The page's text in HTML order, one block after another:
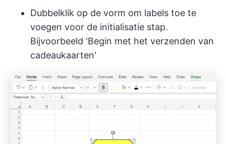
Dubbelklik op de vorm om labels toe te
voegen voor de initialisatie stap.
Bijvoorbeeld 'Begin met het verzenden van
cadeaukaarten'